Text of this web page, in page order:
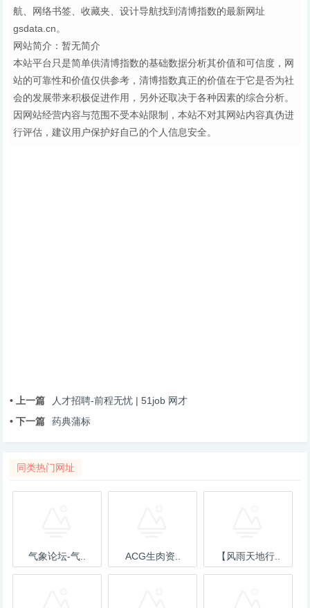
航、网络书签、收藏夹、设计导航找到清博指数的最新网址
gsdata.cn。
网站简介：暂无简介
本站平台只是简单供清博指数的基础数据分析其价值和可信度，网
站的可靠性和价值仅供参考，清博指数真正的价值在于它是否为社
会的发展带来积极促进作用，另外还取决于各种因素的综合分析。
因网站经营内容与范围不受本站限制，本站不对其网站内容真伪进
行评估，建议用户保护好自己的个人信息安全。
• 上一篇
人才招聘-前程无忧 | 51job 网才
• 下一篇
药典蒲标
同类热门网址
气象论坛-气.. ACG生肉资.. 【风雨天地行..